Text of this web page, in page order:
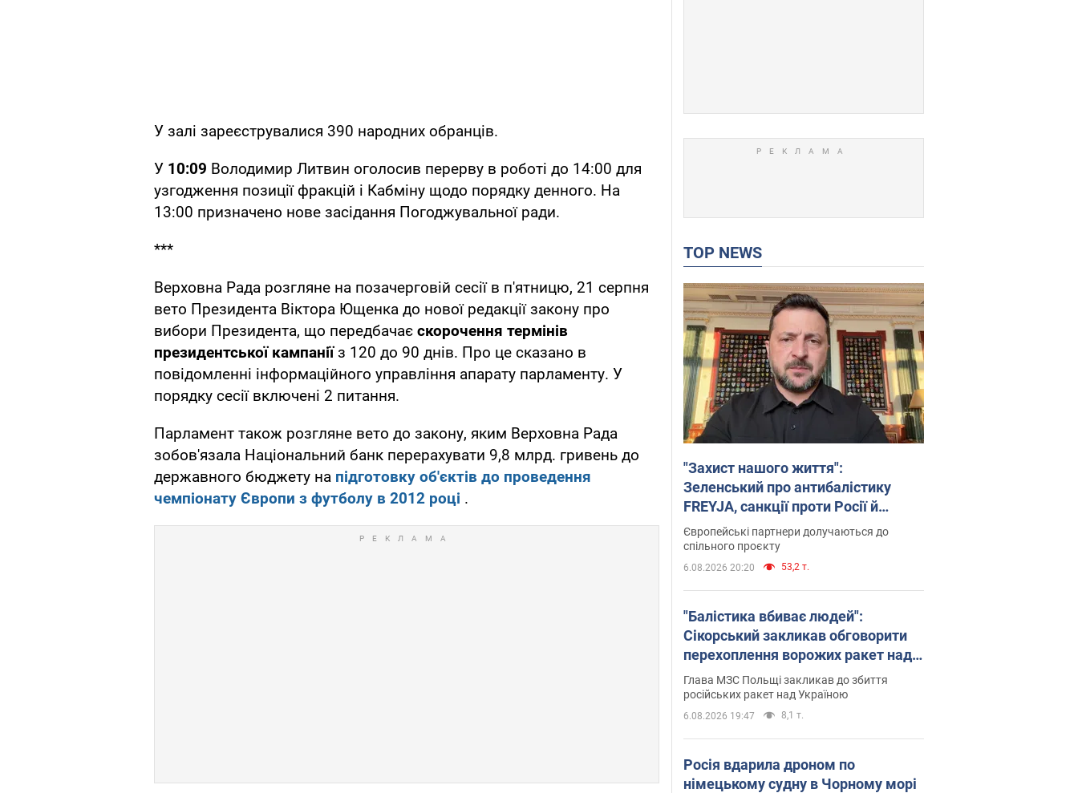
У залі зареєструвалися 390 народних обранців.
У 10:09 Володимир Литвин оголосив перерву в роботі до 14:00 для
узгодження позиції фракцій і Кабміну щодо порядку денного. На
13:00 призначено нове засідання Погоджувальної ради.
***
Верховна Рада розгляне на позачерговій сесії в п'ятницю, 21 серпня
вето Президента Віктора Ющенка до нової редакції закону про
вибори Президента, що передбачає скорочення термінів
президентської кампаніїз 120 до 90 днів. Про це сказано в
повідомленні інформаційного управління апарату парламенту. У
порядку сесії включені 2 питання.
Парламент також розгляне вето до закону, яким Верховна Рада
зобов'язала Національний банк перерахувати 9,8 млрд. гривень до
державного бюджету на підготовку об'єктів до проведення
чемпіонату Європи з футболу в 2012 році .
TOP NEWS
"Захист нашого життя":
Зеленський про антибалістику
FREYJA, санкції проти Росії й
підтримку аграріїв. Відео
Європейські партнери долучаються до
спільного проєкту
6.08.2026 20:20 53,2 т.
"Балістика вбиває людей":
Сікорський закликав обговорити
перехоплення ворожих ракет над
Україною
Глава МЗС Польщі закликав до збиття
російських ракет над Україною
6.08.2026 19:47 8,1 т.
Росія вдарила дроном по
німецькому судну в Чорному морі